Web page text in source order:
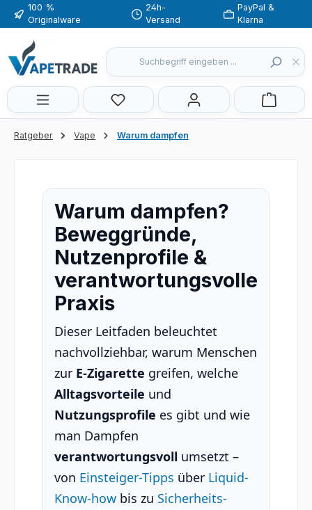
Zum Hauptinhalt springen
100 %
Originalware
24h-
Versand
PayPal &
Klarna
Du hast 0 Produkte auf dem
Ratgeber Vape Warum dampfen
Warum dampfen?
Beweggründe,
Nutzenprofile &
verantwortungsvolle
Praxis
Dieser Leitfaden beleuchtet
nachvollziehbar, warum Menschen
zur E-Zigarette greifen, welche
Alltagsvorteile und
Nutzungsprofile es gibt und wie
man Dampfen
verantwortungsvoll umsetzt –
von Einsteiger-Tipps über Liquid-
Know-howbis zu Sicherheits-